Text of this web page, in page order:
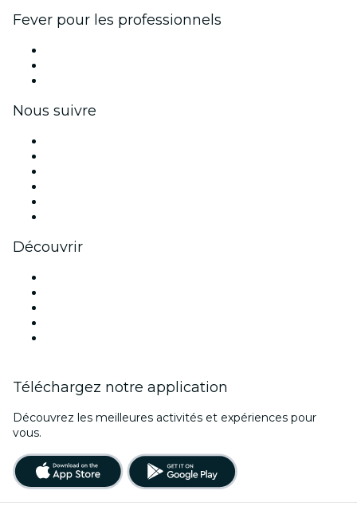
Fever pour les professionnels
Nous suivre
Découvrir
Téléchargez notre application
Découvrez les meilleures activités et expériences pour
vous.